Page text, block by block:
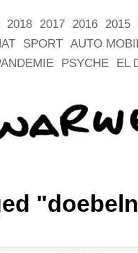
2018 2017 2016 2015
SPORT AUTO
PSYCHE EL